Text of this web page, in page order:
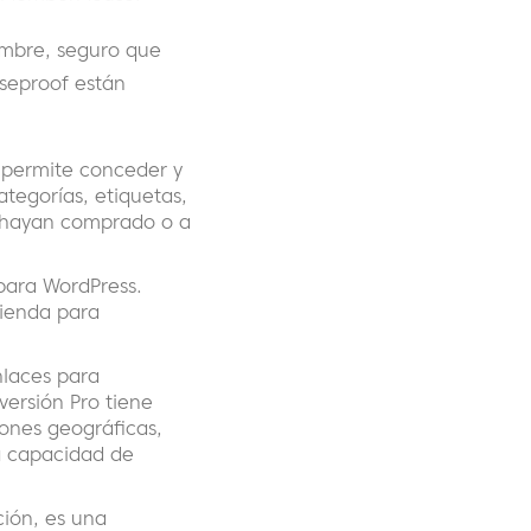
seguro que
están
conceder y
etiquetas,
comprado o a
WordPress.
para
para
Pro tiene
geográficas,
capacidad de
es una